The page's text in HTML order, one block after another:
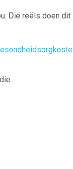
Die reëls doen dit